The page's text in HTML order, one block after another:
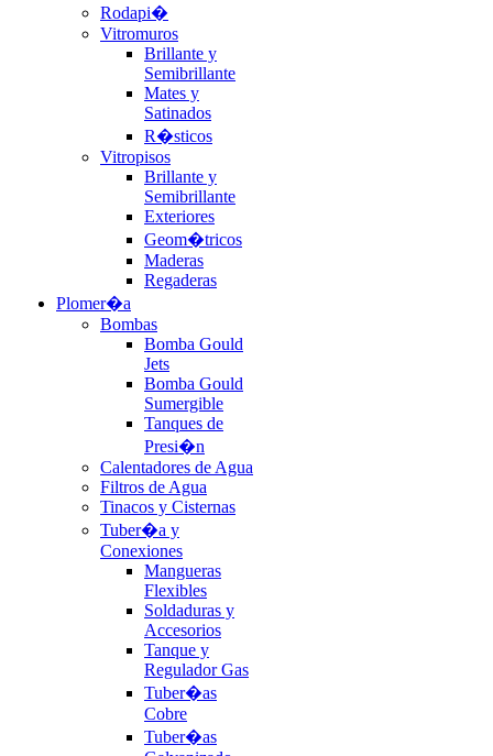
Rodapi�
Vitromuros
Brillante y
Semibrillante
Mates y
Satinados
R�sticos
Vitropisos
Brillante y
Semibrillante
Exteriores
Geom�tricos
Maderas
Regaderas
Plomer�a
Bombas
Bomba Gould
Jets
Bomba Gould
Sumergible
Tanques de
Presi�n
Calentadores de Agua
Filtros de Agua
Tinacos y Cisternas
Tuber�a y
Conexiones
Mangueras
Flexibles
Soldaduras y
Accesorios
Tanque y
Regulador Gas
Tuber�as
Cobre
Tuber�as